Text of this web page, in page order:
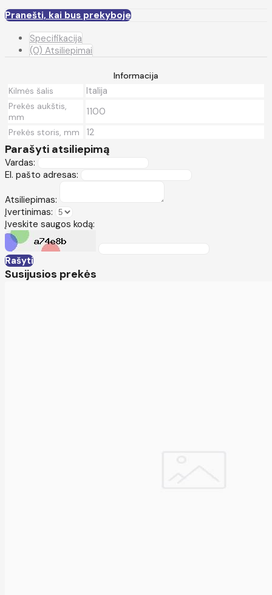
Pranešti, kai bus prekyboje
Specifikacija
(0) Atsiliepimai
Informacija
Kilmės šalis
Italija
Prekės aukštis,
mm
1100
Prekės storis, mm 12
Parašyti atsiliepimą
Vardas:
El. pašto adresas:
Atsiliepimas:
Įvertinimas:
Įveskite saugos kodą:
Rašyti
Susijusios prekės